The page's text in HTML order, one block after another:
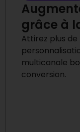
grâce à
Attirez plus
multicanale
conversion.